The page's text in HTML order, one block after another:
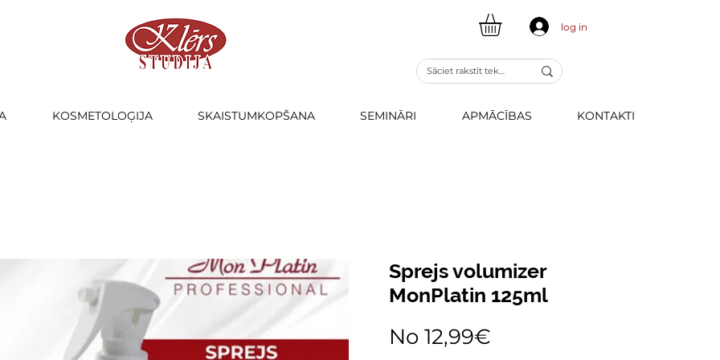
log in
KOSMETOLOĢIJA SKAISTUMKOPŠANA SEMINĀRI APMĀCĪBAS KONTAKTI
Sprejs volumizer
MonPlatin 125ml
No 12,99€